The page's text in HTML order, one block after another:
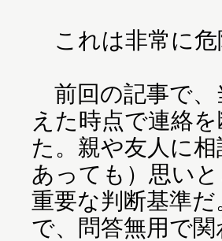
これは非常に危
前回の記事で、
えた時点で連絡
た。親や友人に
あっても）思い
重要な判断基準
で、問答無用で